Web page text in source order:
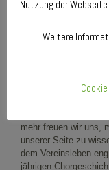
Nutzung der
Weitere